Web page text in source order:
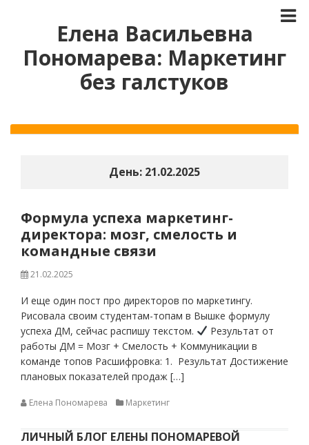
Елена Васильевна
Пономарева: Маркетинг
без галстуков
День: 21.02.2025
Формула успеха маркетинг-
директора: мозг, смелость и
командные связи
21.02.2025
И еще один пост про директоров по маркетингу.
Рисовала своим студентам-топам в Вышке формулу
успеха ДМ, сейчас распишу текстом.
Результат от
работы ДМ = Мозг + Смелость + Коммуникации в
команде топов Расшифровка: 1. Результат Достижение
плановых показателей продаж […]
Елена Пономарева Маркетинг
ЛИЧНЫЙ БЛОГ ЕЛЕНЫ ПОНОМАРЕВОЙ